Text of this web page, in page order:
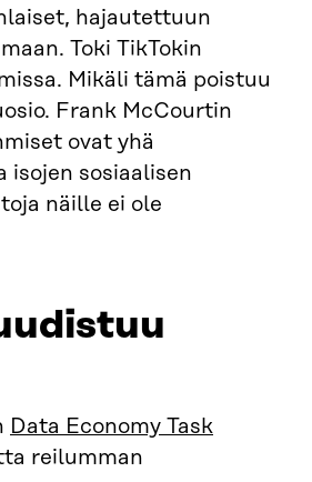
hajautettuun
Toki TikTokin
Mikäli tämä poistuu
Frank McCourtin
ovat yhä
isojen sosiaalisen
näille ei ole
Data Economy Task
reilumman